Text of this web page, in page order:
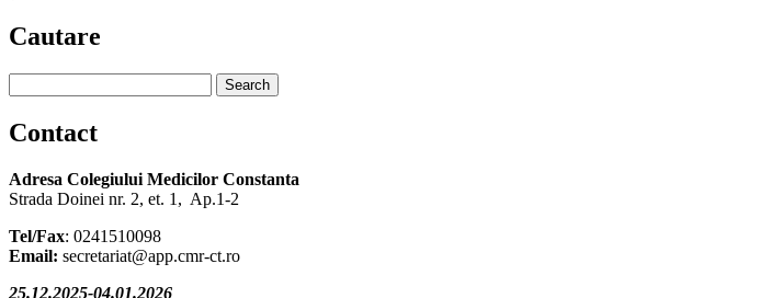
Cautare
Contact
Adresa Colegiului Medicilor Constanta
Strada Doinei nr. 2, et. 1, Ap.1-2
Tel/Fax: 0241510098
Email: secretariat@app.cmr-ct.ro
25.12.2025-04.01.2026